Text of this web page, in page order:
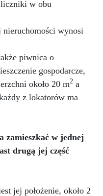
liczniki w obu
nieruchomości wynosi
piwnica o
gospodarcze,
około 20 m2 a
z lokatorów ma
zamieszkać w jednej
drugą jej część
jej położenie, około 2